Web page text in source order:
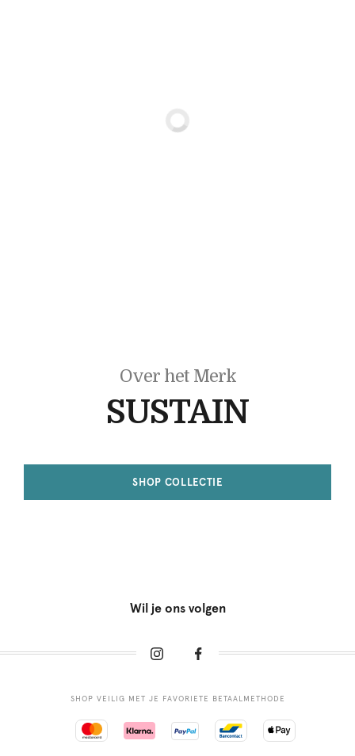
Over het Merk
SUSTAIN
SHOP COLLECTIE
Wil je ons volgen
SHOP VEILIG MET JE FAVORIETE BETAALMETHODE